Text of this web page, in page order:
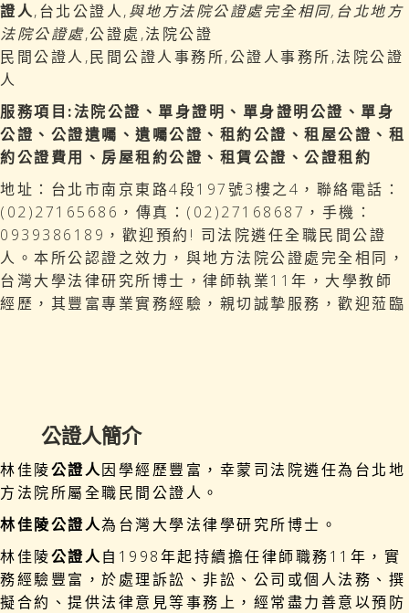
證人,台北公證人,與地方法院公證處完全相同,台北地方
法院公證處,公證處,法院公證
民間公證人,民間公證人事務所,公證人事務所,法院公證
人
服務項目:法院公證、單身證明、單身證明公證、單身
公證、公證遺囑、遺囑公證、租約公證、租屋公證、租
約公證費用、房屋租約公證、租賃公證、公證租約
地址：台北市南京東路4段197號3樓之4，聯絡電話：
(02)27165686，傳真：(02)27168687，手機：
0939386189，歡迎預約! 司法院遴任全職民間公證
人。本所公認證之效力，與地方法院公證處完全相同，
台灣大學法律研究所博士，律師執業11年，大學教師
經歷，其豐富專業實務經驗，親切誠摯服務，歡迎蒞臨
公證人簡介
林佳陵公證人因學經歷豐富，幸蒙司法院遴任為台北地
方法院所屬全職民間公證人。
林佳陵公證人為台灣大學法律學研究所博士。
林佳陵公證人自1998年起持續擔任律師職務11年，實
務經驗豐富，於處理訴訟、非訟、公司或個人法務、撰
擬合約、提供法律意見等事務上，經常盡力善意以預防